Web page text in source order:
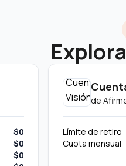
$0
$0
$0
de
Límite de retiro
Cuota mensual